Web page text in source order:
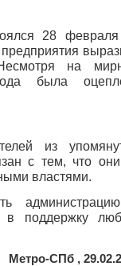
28
на
была
из
с тем, что
властями.
в поддержку
Метро-СПб ,